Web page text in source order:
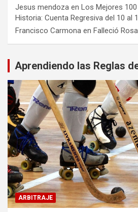
Jesus mendoza en Los Mejores
Historia: Cuenta Regresiva del 10 al 1
Francisco Carmona en Falleció
Aprendiendo las Reglas
ARBITRAJE